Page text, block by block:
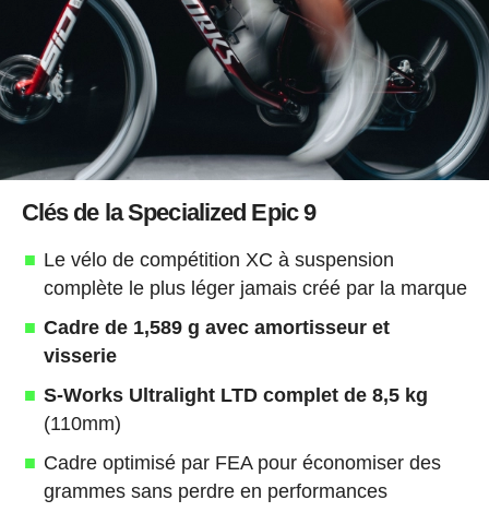
Clés de la Specialized Epic 9
Le vélo de compétition XC à suspension
complète le plus léger jamais créé par la marque
Cadre de 1,589 g avec amortisseur et
visserie
S-Works Ultralight LTD complet de 8,5 kg
(110mm)
Cadre optimisé par FEA pour économiser des
grammes sans perdre en performances